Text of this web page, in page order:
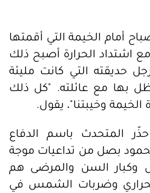
أمام الخيمة التي أقمتها
اشتداد الحرارة أصبح ذلك
حديقته التي كانت مليئة
بها مع عائلته. "كل ذلك
الخيمة وخيبتنا"، يقول.
المتحدث باسم الدفاع
بصل من تداعيات موجة
وكبار السن والمرضى هم
الحراري وضربات الشمس في